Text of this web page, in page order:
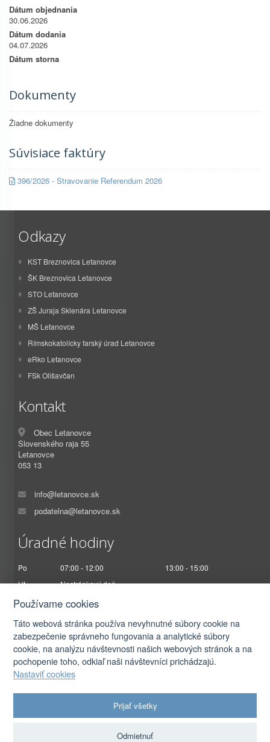
Dátum objednania
30.06.2026
Dátum dodania
04.07.2026
Dátum storna
Dokumenty
Žiadne dokumenty
Súvisiace faktúry
396/2026 - Stravovanie Referendum 2026
Odkazy
KST Breznovica Letanovce
ŠK Breznovica Letanovce
STO Letanovce
ZŠ Juraja Sklenára Letanovce
MŠ Letanovce
Rímskokatolícky farský úrad Letanovce
eRko Letanovce
FSk Olišavčan
Kontakt
Obec Letanovce
Slovenského raja 55
Letanovce
053 13
info@letanovce.sk
podatelna@letanovce.sk
Úradné hodiny
Po 07:00 - 12:00
13:00 - 15:00
Ut
Nestránkový deň
St
07:00 - 12:00
Pi
07:00 - 12:30
Ochrana osobných údajov|Prístupnosť
Používame cookies
Táto webová stránka používa nevyhnutné súbory cookie na
zabezpečenie správneho fungovania a analytické súbory
cookie, na analýzu návštevnosti našich webových stránok a na
pochopenie toho, odkiaľ naši návštevníci prichádzajú.
Nastaviť cookies
Prijať všetky
Odmietnuť